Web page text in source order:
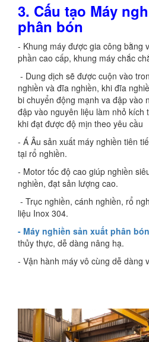
3. Cấu tạo Máy
phân bón
- Khung máy được gia công bằng
phần cao cấp, khung máy chắc
- Dung dịch sẽ được cuộn vào
nghiền và đĩa nghiền, khi đĩa
bi chuyển động mạnh va đập vào
đập vào nguyên liệu làm nhỏ kích
khi đạt được độ mịn theo yêu cầu
- Á Âu sản xuất máy nghiền tiên
tại rổ nghiền.
- Motor tốc độ cao giúp nghiền
nghiền, đạt sản lượng cao.
- Trục nghiền, cánh nghiền, rổ
liệu Inox 304.
- Máy nghiền sản xuất phân bón
thủy thực, dễ dàng nâng hạ.
- Vận hành máy vô cùng dễ dàng